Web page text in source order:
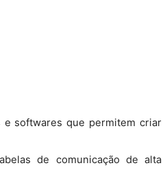
e softwares que permitem criar
de comunicação de alta